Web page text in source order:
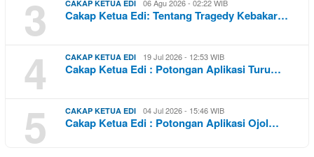
3 CAKAP KETUA EDI 06 Agu 2026 - 02:22 WIB
Cakap Ketua Edi: Tentang Tragedy Kebakar…
4 CAKAP KETUA EDI 19 Jul 2026 - 12:53 WIB
Cakap Ketua Edi : Potongan Aplikasi Turu…
5 CAKAP KETUA EDI 04 Jul 2026 - 15:46 WIB
Cakap Ketua Edi : Potongan Aplikasi Ojol…